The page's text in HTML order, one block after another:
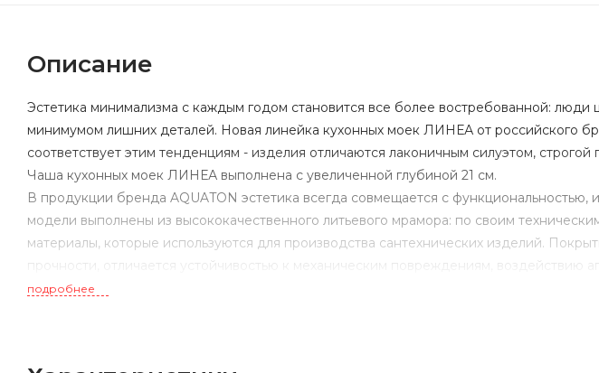
Описание
Эстетика минимализма с каждым годом становится все более востребованной: люди
минимумом лишних деталей. Новая линейка кухонных моек ЛИНЕА от российского
соответствует этим тенденциям - изделия отличаются лаконичным силуэтом,
Чаша кухонных моек ЛИНЕА выполнена с увеличенной глубиной 21 см.
В продукции бренда AQUATON эстетика всегда совмещается с
модели выполнены из высококачественного литьевого мрамора: по своим
материалы, которые используются для производства сантехнических изделий.
прочности, отличается устойчивостью к механическим повреждениям, воздействию
истиранию и температурным перепадам, а также практичностью и простотой в
подробнее